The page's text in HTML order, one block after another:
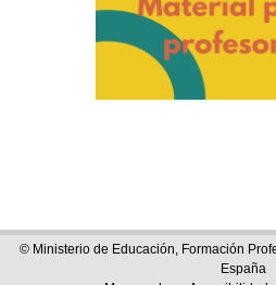
© Ministerio de Educación, Formación
España